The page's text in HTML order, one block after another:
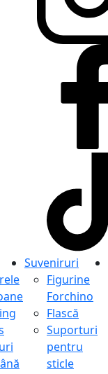
Suveniruri
Figurine
Forchino
Flască
Suporturi
pentru
sticle